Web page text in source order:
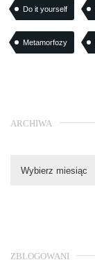
Do it yourself
Metamorfozy
ARCHIWA
Wybierz miesiąc
ZBLOGOWANI